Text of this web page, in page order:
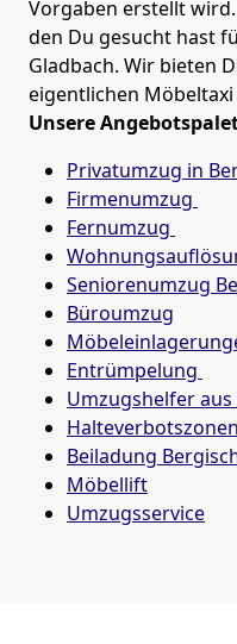
Vorgaben erstellt
den Du gesucht hast
Gladbach. Wir bieten
eigentlichen
Unsere
Privatumzug in
Firmenumzug
Fernumzug
Seniorenumzug
Büroumzug
Entrümpelung
Umzugshelfer
Beiladung
Möbellift
Umzugsservice